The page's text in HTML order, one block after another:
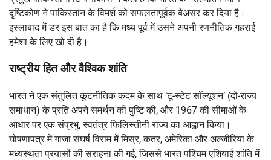
दृष्टिकोण ने पाकिस्तान के विमर्श को सफलतापूर्वक बेअसर कर दिया है।
इस्लाबाद में डर इस बात का है कि मध्य पूर्व में उसने अपनी रणनीतिक गहराई
हमेशा के लिए खो दी है।
राष्ट्रीय हित और वैश्विक शांति
भारत ने एक संतुलित कूटनीतिक कदम के साथ ‘टू-स्टेट सॉल्यूशन’ (दो-राज्य
समाधान) के प्रति अपने समर्थन की पुष्टि की, और 1967 की सीमाओं के
आधार पर एक संप्रभु, स्वतंत्र फिलिस्तीनी राज्य का आह्वान किया।
घोषणापत्र में गाजा संघर्ष विराम में मिस्र, कतर, अमेरिका और अल्जीरिया के
मध्यस्थता प्रयासों की सराहना की गई, जिससे भारत पश्चिम एशियाई शांति में